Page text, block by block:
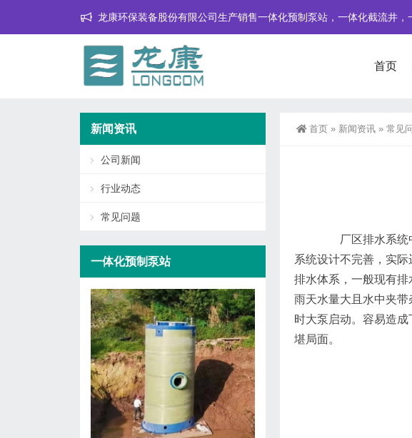
龙康环保装备股份有限公司生产销售一体化预制泵站，一体化截流井，
首页
首页 » 新闻资讯 » 常见
厂区排水系统中
系统设计不完善，实
排水体系，一般现有
雨天水量大且水中夹
时大泵启动。容易造
堪局面。
新闻资讯
公司新闻
行业动态
常见问题
一体化预制泵站